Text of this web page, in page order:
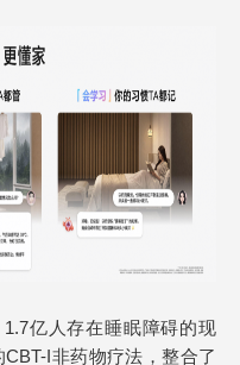
亿人存在睡眠障碍的现
I非药物疗法，整合了